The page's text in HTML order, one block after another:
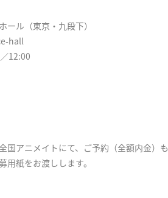
ール（東京・九段下）
hall
12:00
国アニメイトにて、ご予約（全額内金）
用紙をお渡しします。